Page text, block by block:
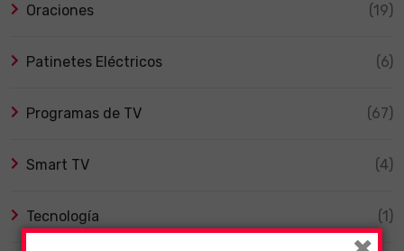
Oraciones (19)
Patinetes Eléctricos (6)
Programas de TV (67)
Smart TV (4)
Tecnología (1)